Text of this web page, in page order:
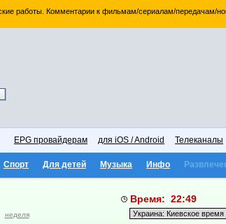
работы. Комментарии к фильмам/сериалам/передачам/
EPG провайдерам для iOS / Android Телеканалы
Спорт Для детей Музыка Инфо
неделя
Время: 22:49